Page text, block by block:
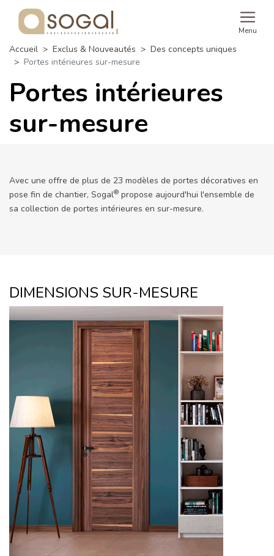
Menu
Accueil Exclus & Nouveautés
Des concepts uniques
Portes intérieures sur-mesure
Portes intérieures
sur-mesure
Avec une offre de plus de 23 modèles de portes décoratives en
pose fin de chantier, Sogal® propose aujourd'hui l'ensemble de
sa collection de portes intérieures en sur-mesure.
DIMENSIONS SUR-MESURE